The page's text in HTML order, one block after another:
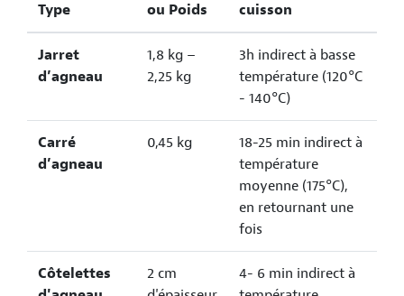
Type
ou Poids
cuisson
Jarret
d’agneau
1,8 kg –
2,25 kg
3h indirect à basse
température (120°C
- 140°C)
Carré
d’agneau
0,45 kg
18-25 min indirect à
température
moyenne (175°C),
en retournant une
fois
Côtelettes
2 cm
4- 6 min indirect à